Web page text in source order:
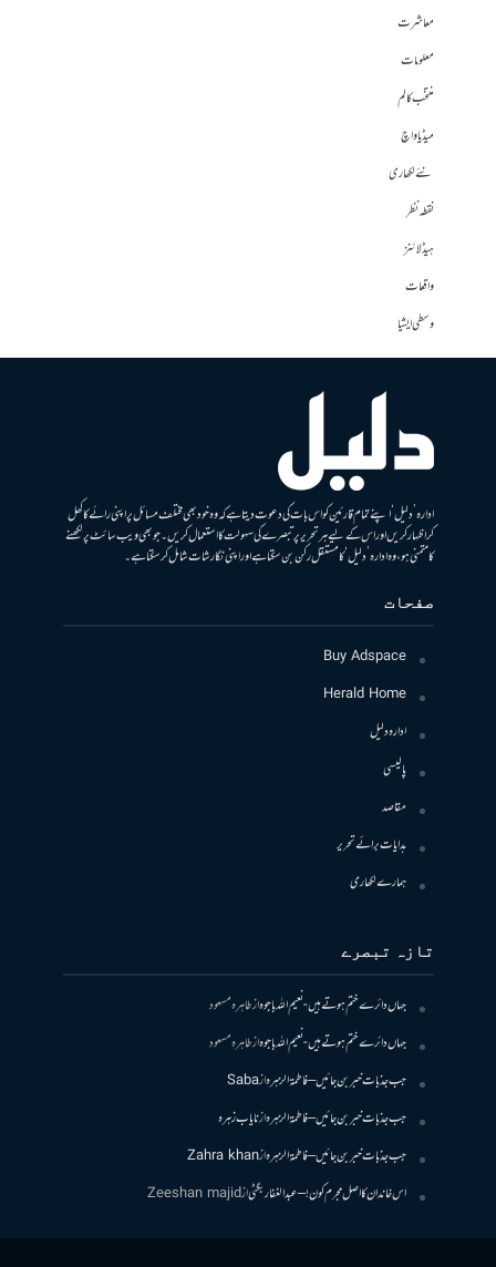
معاشرت
معلومات
منتخب کالم
میڈیا واچ
نئے لکھاری
نقطہ نظر
ہیڈلائنز
واقعات
وسطی ایشیا
ادارہ ’دلیل‘ اپنے تمام قارئین کو اس بات کی دعوت دیتا ہے کہ وہ خود بھی مختلف مسائل پر اپنی رائے کا کھل
کر اظہار کریں اور اس کے لیے ہر تحریر پر تبصرے کی سہولت کا استعمال کریں۔ جو بھی ویب سائٹ پر لکھنے
کا متمنی ہو، وہ ادارہ ’دلیل‘ کا مستقل رکن بن سکتا ہے اور اپنی نگارشات شامل کرسکتا ہے۔
صفحات
Buy Adspace
Herald Home
ادارہ دلیل
پالیسی
مقاصد
ہدایات برائے تحریر
ہمارے لکھاری
تازہ تبصرے
جہاں دائرے ختم ہوتے ہیں- نعیم اللہ باجوہازطاہرہ مسعود
جہاں دائرے ختم ہوتے ہیں- نعیم اللہ باجوہازطاہرہ مسعود
جب جذبات خبر بن جائیں – فاطمۃالزہرہازSaba
جب جذبات خبر بن جائیں – فاطمۃالزہرہازنایاب زہرہ
جب جذبات خبر بن جائیں – فاطمۃالزہرہازZahra khan
اس خاندان کا اصل مجرم کون! – عبدالغفار بگٹیازZeeshan majid